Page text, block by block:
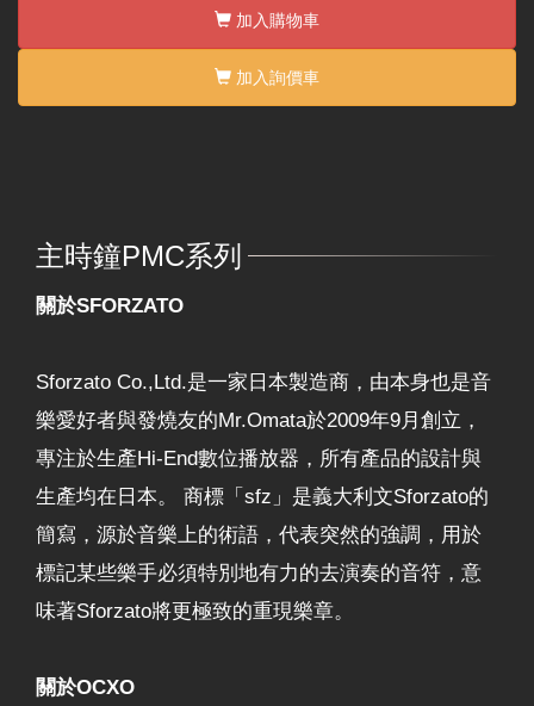
加入購物車
加入詢價車
主時鐘PMC系列
關於SFORZATO
Sforzato Co.,Ltd.是一家日本製造商，由本身也是音
樂愛好者與發燒友的Mr.Omata於2009年9月創立，
專注於生產Hi-End數位播放器，所有產品的設計與
生產均在日本。 商標「sfz」是義大利文Sforzato的
簡寫，源於音樂上的術語，代表突然的強調，用於
標記某些樂手必須特別地有力的去演奏的音符，意
味著Sforzato將更極致的重現樂章。
關於OCXO